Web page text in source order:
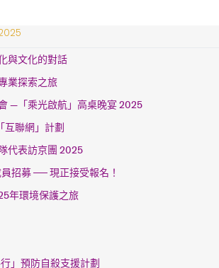
與文化的對話
業探索之旅
—「乘光啟航」高桌晚宴 2025
互聯網」計劃
代表訪京團 2025
招募 ── 現正接受報名！
年環境保護之旅
行」預防自殺支援計劃